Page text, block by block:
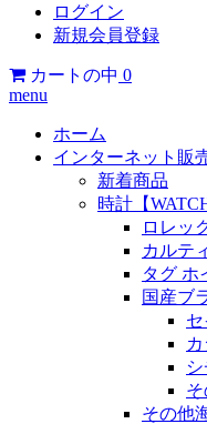
ログイン
新規会員登録
カートの中 0
menu
ホーム
インターネット販
新着商品
時計【
ロレッ
カルテ
タグ ホ
国産ブ
その他